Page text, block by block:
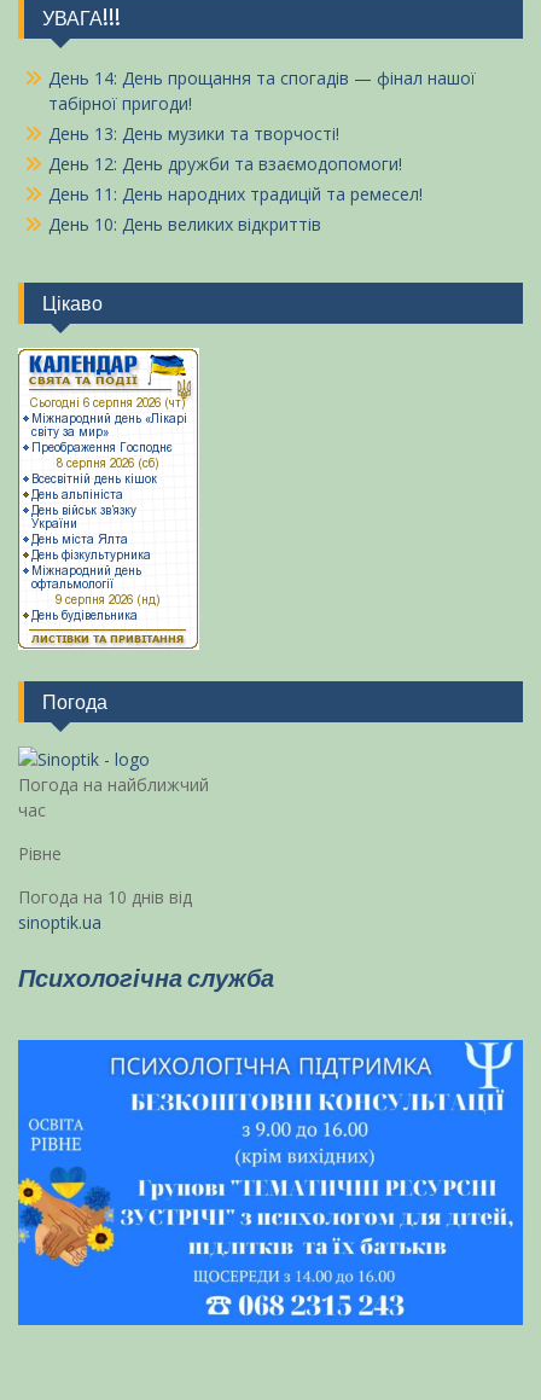
УВАГА!!!
День 14: День прощання та спогадів — фінал нашої
табірної пригоди!
День 13: День музики та творчості!
День 12: День дружби та взаємодопомоги!
День 11: День народних традицій та ремесел!
День 10: День великих відкриттів
Цікаво
Погода
Погода на найближчий
час
Рівне
Погода на 10 днів від
sinoptik.ua
Психологічна служба